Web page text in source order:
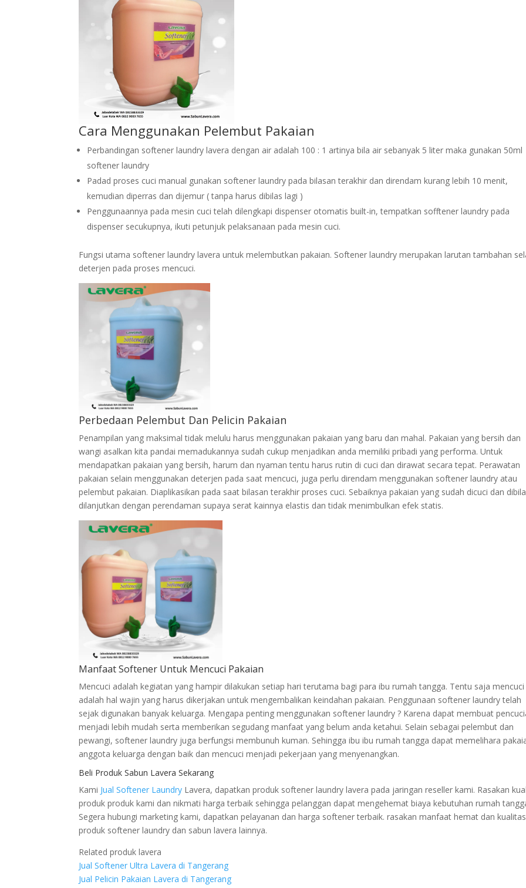
Cara Menggunakan Pelembut Pakaian
Perbandingan softener laundry lavera dengan air adalah 100 : 1 artinya bila air sebanyak 5 liter maka gunakan 50ml
softener laundry
Padad proses cuci manual gunakan softener laundry pada bilasan terakhir dan direndam kurang lebih 10 menit,
kemudian diperras dan dijemur ( tanpa harus dibilas lagi )
Penggunaannya pada mesin cuci telah dilengkapi dispenser otomatis built-in, tempatkan sofftener laundry pada
dispenser secukupnya, ikuti petunjuk pelaksanaan pada mesin cuci.
Fungsi utama softener laundry lavera untuk melembutkan pakaian. Softener laundry merupakan larutan tambahan
deterjen pada proses mencuci.
Perbedaan Pelembut Dan Pelicin Pakaian
Penampilan yang maksimal tidak melulu harus menggunakan pakaian yang baru dan mahal. Pakaian yang bersih dan
wangi asalkan kita pandai memadukannya sudah cukup menjadikan anda memiliki pribadi yang performa. Untuk
mendapatkan pakaian yang bersih, harum dan nyaman tentu harus rutin di cuci dan dirawat secara tepat. Perawatan
pakaian selain menggunakan deterjen pada saat mencuci, juga perlu direndam menggunakan softener laundry atau
pelembut pakaian. Diaplikasikan pada saat bilasan terakhir proses cuci. Sebaiknya pakaian yang sudah dicuci dan
dilanjutkan dengan perendaman supaya serat kainnya elastis dan tidak menimbulkan efek statis.
Manfaat Softener Untuk Mencuci Pakaian
Mencuci adalah kegiatan yang hampir dilakukan setiap hari terutama bagi para ibu rumah tangga. Tentu saja mencuci
adalah hal wajin yang harus dikerjakan untuk mengembalikan keindahan pakaian. Penggunaan softener laundry telah
sejak digunakan banyak keluarga. Mengapa penting menggunakan softener laundry ? Karena dapat membuat
menjadi lebih mudah serta memberikan segudang manfaat yang belum anda ketahui. Selain sebagai pelembut dan
pewangi, softener laundry juga berfungsi membunuh kuman. Sehingga ibu ibu rumah tangga dapat memelihara
anggota keluarga dengan baik dan mencuci menjadi pekerjaan yang menyenangkan.
Beli Produk Sabun Lavera Sekarang
Kami Jual Softener Laundry Lavera, dapatkan produk softener laundry lavera pada jaringan reseller kami. Rasakan
produk produk kami dan nikmati harga terbaik sehingga pelanggan dapat mengehemat biaya kebutuhan rumah
Segera hubungi marketing kami, dapatkan pelayanan dan harga softener terbaik. rasakan manfaat hemat dan kualitas
produk softener laundry dan sabun lavera lainnya.
Related produk lavera
Jual Softener Ultra Lavera di Tangerang
Jual Pelicin Pakaian Lavera di Tangerang